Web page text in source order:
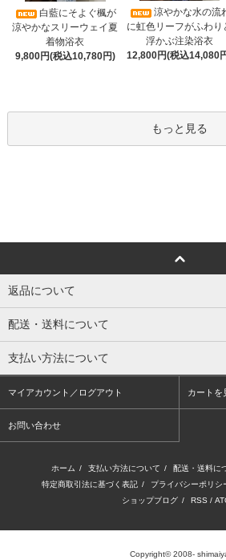
白藍にそよぐ楓が
涼やかなスリーウェイ夏
着物浴衣
9,800円(税込10,780円)
涼やかな水の流
に虹色リーフがふわり
浮かぶ注染浴衣
12,800円(税込14,080
もっと見る
返品について
配送・送料について
支払い方法について
マイアカウント／ログアウト カートを
お問い合わせ
ホーム / 支払い方法について / 配送・送料に
特定商取引法に基づく表記 / プライバシーポリシ
ショップブログ / RSS /
Copyright© 2008-